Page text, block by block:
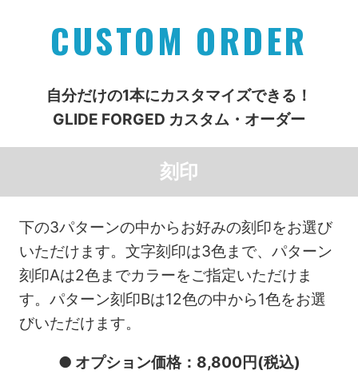
CUSTOM ORDER
自分だけの1本にカスタマイズできる！
GLIDE FORGED カスタム・オーダー
刻印
下の3パターンの中からお好みの刻印をお選び
いただけます。文字刻印は3色まで、パターン
刻印Aは2色までカラーをご指定いただけま
す。パターン刻印Bは12色の中から1色をお選
びいただけます。
● オプション価格：8,800円(税込)